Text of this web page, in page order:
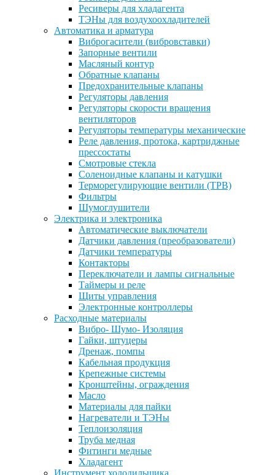
Ресиверы для хладагента
ТЭНы для воздухоохладителей
Автоматика и арматура
Виброгасители (вибровставки)
Запорные вентили
Масляный контур
Обратные клапаны
Предохранительные клапаны
Регуляторы давления
Регуляторы скорости вращения
вентиляторов
Регуляторы температуры механические
Реле давления, протока, картриджные
прессостаты
Смотровые стекла
Соленоидные клапаны и катушки
Терморегулирующие вентили (ТРВ)
Фильтры
Шумоглушители
Электрика и электроника
Автоматические выключатели
Датчики давления (преобразователи)
Датчики температуры
Контакторы
Переключатели и лампы сигнальные
Таймеры и реле
Щиты управления
Электронные контроллеры
Расходные материалы
Вибро- Шумо- Изоляция
Гайки, штуцеры
Дренаж, помпы
Кабельная продукция
Крепежные системы
Кронштейны, ограждения
Масло
Материалы для пайки
Нагреватели и ТЭНы
Теплоизоляция
Труба медная
Фитинги медные
Хладагент
Инструмент холодильщика